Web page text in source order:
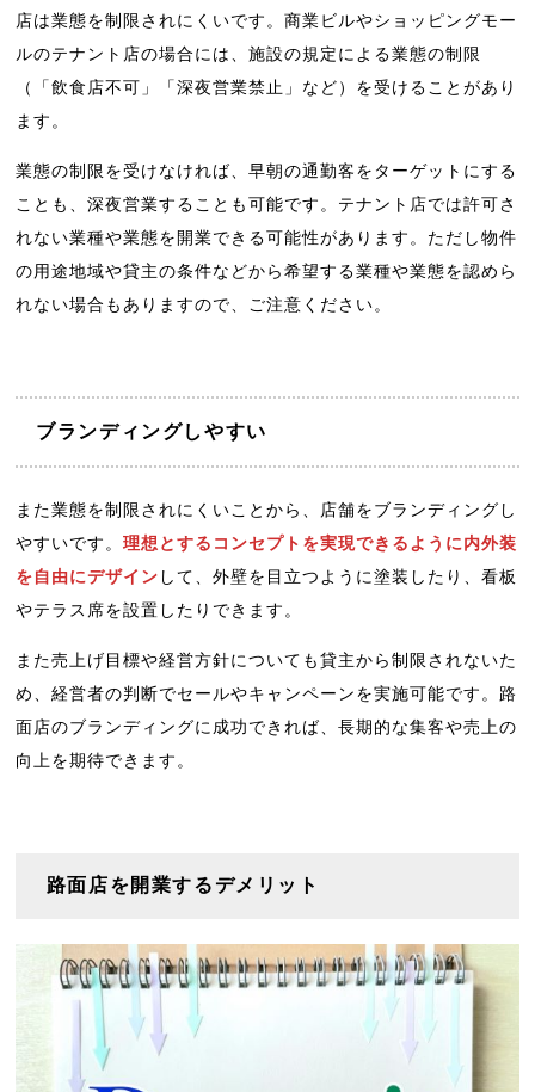
店は業態を制限されにくいです。商業ビルやショッピングモー
ルのテナント店の場合には、施設の規定による業態の制限
（「飲食店不可」「深夜営業禁止」など）を受けることがあり
ます。
業態の制限を受けなければ、早朝の通勤客をターゲットにする
ことも、深夜営業することも可能です。テナント店では許可さ
れない業種や業態を開業できる可能性があります。ただし物件
の用途地域や貸主の条件などから希望する業種や業態を認めら
れない場合もありますので、ご注意ください。
ブランディングしやすい
また業態を制限されにくいことから、店舗をブランディングし
やすいです。理想とするコンセプトを実現できるように内外装
を自由にデザイン して、外壁を目立つように塗装したり、看板
やテラス席を設置したりできます。
また売上げ目標や経営方針についても貸主から制限されないた
め、経営者の判断でセールやキャンペーンを実施可能です。路
面店のブランディングに成功できれば、長期的な集客や売上の
向上を期待できます。
路面店を開業するデメリット